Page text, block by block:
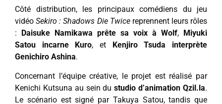
Côté distribution, les principaux comédiens du jeu
vidéoSekiro : Shadows Die Twicereprennent leurs rôles
: Daisuke Namikawa prête sa voix à Wolf, Miyuki
Satou incarne Kuro, et Kenjiro Tsuda interprète
Genichiro Ashina.
Concernant l’équipe créative, le projet est réalisé par
Kenichi Kutsuna au sein dustudio d’animation Qzil.la.
Le scénario est signé par Takuya Satou, tandis que